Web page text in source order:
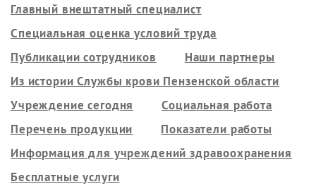
Главный внештатный специалист
Специальная оценка условий труда
Публикации сотрудников
Наши партнеры
Из истории Службы крови Пензенской области
Учреждение сегодня
Социальная работа
Перечень продукции
Показатели работы
Информация для учреждений здравоохранения
Бесплатные услуги